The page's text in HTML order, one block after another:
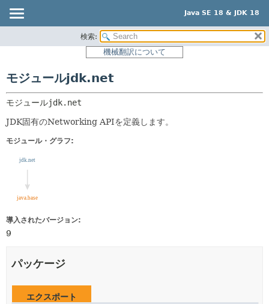
Java SE 18 & JDK 18
パッケージ
クラス
非推奨
ヘルプ
モジュール:
説明
パッケージ
検索:
機械翻訳について
モジュールjdk.net
モジュールjdk.net
JDK固有のNetworking APIを定義します。
モジュール・グラフ:
導入されたバージョン:
9
パッケージ
エクスポート